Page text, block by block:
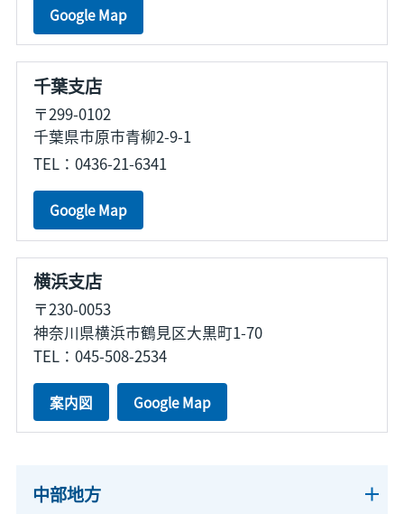
Google Map
千葉支店
〒299-0102
千葉県市原市青柳2-9-1
TEL：0436-21-6341
Google Map
横浜支店
〒230-0053
神奈川県横浜市鶴見区大黒町1-70
TEL：045-508-2534
案内図 Google Map
中部地方